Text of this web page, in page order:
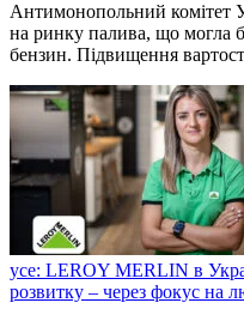
Антимонопольний комітет
на ринку палива, що могла
бензин. Підвищення
усе: LEROY MERLIN в
розвитку – через фокус на